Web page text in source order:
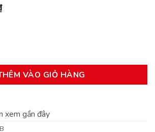
Classic Sun and Moon RA-
VÀO GIỎ HÀNG
xem gần đây